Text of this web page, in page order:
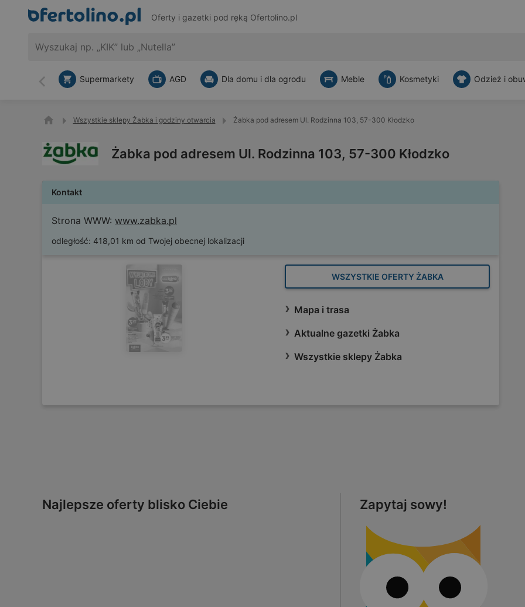
Oferty i gazetki pod ręką Ofertolino.pl
Wstecz
Supermarkety AGD Dla domu i dla ogrodu Meble Kosmetyki Odzież i
Wszystkie sklepy Żabka i godziny otwarcia Żabka pod adresem Ul. Rodzinna 103, 57-300 Kłodzko
Żabka pod adresem Ul. Rodzinna 103, 57-300 Kłodzko
Kontakt
Strona WWW: www.zabka.pl
odległość: 418,01 km od Twojej obecnej lokalizacji
WSZYSTKIE OFERTY ŻABKA
Mapa i trasa
Aktualne gazetki Żabka
Wszystkie sklepy Żabka
Najlepsze oferty blisko Ciebie Zapytaj sowy!